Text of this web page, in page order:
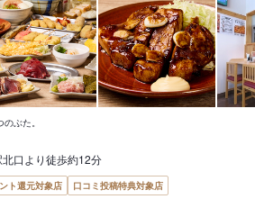
ぶた。
口より徒歩約12分
ト還元対象店 口コミ投稿特典対象店